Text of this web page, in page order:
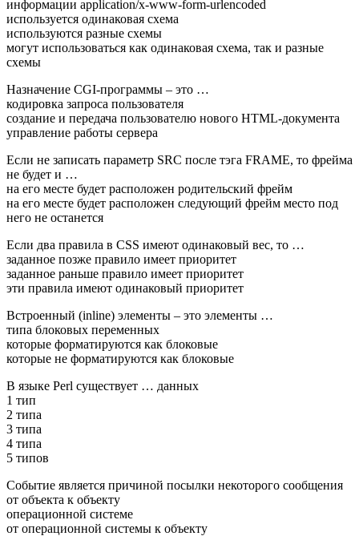
информации application/x-www-form-urlencoded
используется одинаковая схема
используются разные схемы
могут использоваться как одинаковая схема, так и разные
схемы
Назначение CGI-программы – это …
кодировка запроса пользователя
создание и передача пользователю нового HTML-документа
управление работы сервера
Если не записать параметр SRC после тэга FRAME, то фрейма
не будет и …
на его месте будет расположен родительский фрейм
на его месте будет расположен следующий фрейм место под
него не останется
Если два правила в CSS имеют одинаковый вес, то …
заданное позже правило имеет приоритет
заданное раньше правило имеет приоритет
эти правила имеют одинаковый приоритет
Встроенный (inline) элементы – это элементы …
типа блоковых переменных
которые форматируются как блоковые
которые не форматируются как блоковые
В языке Perl существует … данных
1 тип
2 типа
3 типа
4 типа
5 типов
Событие является причиной посылки некоторого сообщения
от объекта к объекту
операционной системе
от операционной системы к объекту